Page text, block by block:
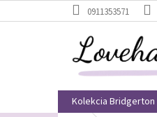
na
0911353571
Kolekcia Bridgerton